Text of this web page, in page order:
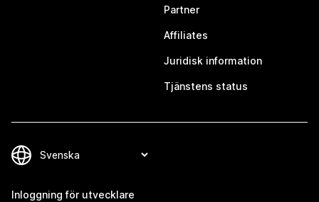
Partner
Affiliates
Juridisk information
Tjänstens status
Inloggning för utvecklare